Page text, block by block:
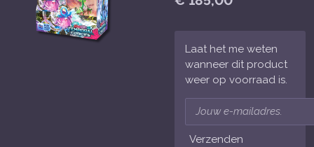
Laat het me weten
wanneer dit product
weer op voorraad is.
Verzenden